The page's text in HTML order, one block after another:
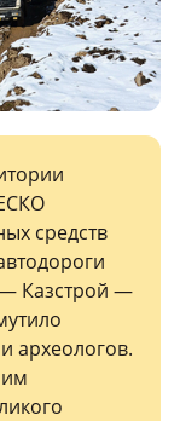
средств
Казстрой —
археологов.